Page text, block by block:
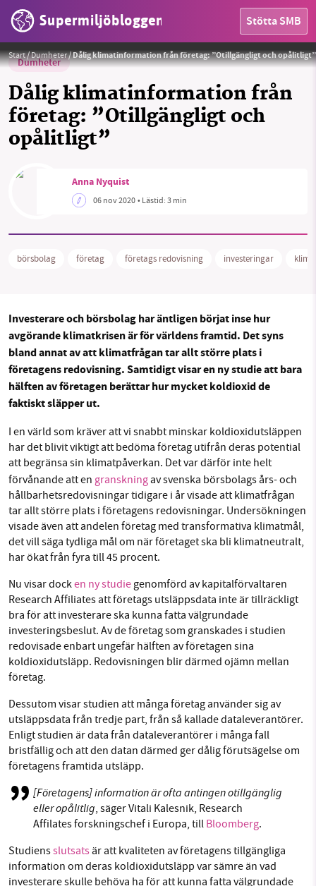
Supermiljöbloggen Stötta SMB
HEM
MILJÖFAKTA
Facebook Instagram BlueSky
Threads LinkedIn
Start/Dumheter/Dålig klimatinformation från företag: ”Otillgängligt och opålitligt”
Dumheter
Dålig klimatinformation från
företag: ”Otillgängligt och
opålitligt”
Foto:Kanenori från Pixabay
Anna Nyquist
06 nov 2020• Lästid:3 min
börsbolag företag företags redovisning investeringar
Investerare och börsbolag har äntligen börjat inse hur
avgörande klimatkrisen är för världens framtid. Det syns
bland annat av att klimatfrågan tar allt större plats i
företagens redovisning. Samtidigt visar en ny studie att bara
hälften av företagen berättar hur mycket koldioxid de
faktiskt släpper ut.
I en värld som kräver att vi snabbt minskar koldioxidutsläppen
har det blivit viktigt att bedöma företag utifrån deras potential
att begränsa sin klimatpåverkan. Det var därför inte helt
förvånande att en granskningav svenska börsbolags års- och
hållbarhetsredovisningar tidigare i år visade att klimatfrågan
tar allt större plats i företagens redovisningar. Undersökningen
visade även att andelen företag med transformativa klimatmål,
det vill säga tydliga mål om när företaget ska bli klimatneutralt,
har ökat från fyra till 45 procent.
Nu visar docken ny studie genomförd av kapitalförvaltaren
Research Affiliates att företags utsläppsdata inte är tillräckligt
bra för att investerare ska kunna fatta välgrundade
investeringsbeslut. Av de företag som granskades i studien
redovisade enbart ungefär hälften av företagen sina
koldioxidutsläpp. Redovisningen blir därmed ojämn mellan
företag.
Dessutom visar studien att många företag använder sig av
utsläppsdata från tredje part, från så kallade dataleverantörer.
Enligt studien är data från dataleverantörer i många fall
bristfällig och att den datan därmed ger dålig förutsägelse om
företagens framtida utsläpp.
[Företagens] information är ofta antingen otillgänglig
eller opålitlig, säger Vitali Kalesnik, Research
Affilates forskningschef i Europa, till Bloomberg.
Studiensslutsatsär att kvaliteten av företagens tillgängliga
information om deras koldioxidutsläpp var sämre än vad
investerare skulle behöva ha för att kunna fatta välgrundade
SMB kämpar för en hållbar framtid. Sedan
starten 2010 har vår ideella redaktion drivit
miljödebatten framåt genom
nyhetsbevakning och granskningar. Nu vill vi
utveckla vårt arbete – och vi hoppas att du
vill hjälpa oss.
Stötta vårt arbete genom att swisha en slant till
1231368703
Läs vad vi vill göra